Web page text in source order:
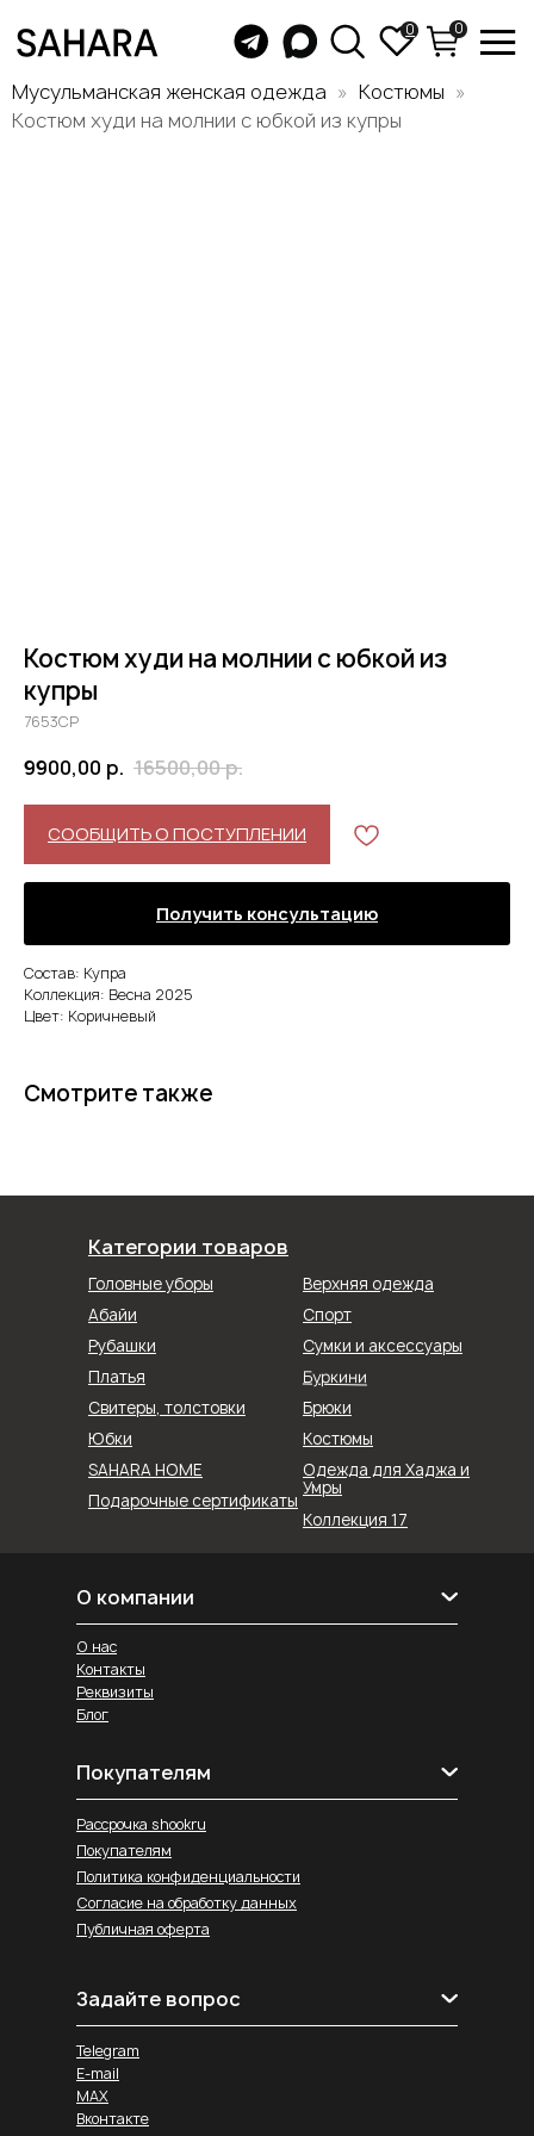
0
Мусульманская женская одежда
Костюмы
Костюм худи на молнии с юбкой из купры
Костюм худи на молнии с юбкой из
купры
7653CP
9900,00 р. 16500,00р.
СООБЩИТЬ О ПОСТУПЛЕНИИ
Получить консультацию
Состав: Купра
Коллекция: Весна 2025
Цвет: Коричневый
Смотрите также
Категории товаров
Головные уборы
Абайи
Рубашки
Коллекция 17
Спорт
Верхняя одежда
Сумки и аксессуары
Юбки
Брюки
SAHARA HOME
Платья
Свитеры, толстовки
Буркини
Костюмы
Подарочные сертификаты
Одежда для Хаджа и
Умры
О компании
Реквизиты
Блог
О нас
Контакты
Покупателям
Рассрочка shookru
Покупателям
Политика конфиденциальности
Согласие на обработку данных
Публичная оферта
Задайте вопрос
Telegram
E-mail
MAX
Вконтакте